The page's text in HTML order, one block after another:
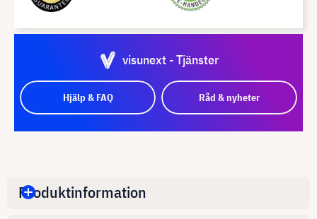
visunext - Tjänster
Hjälp & FAQ Råd & nyheter
Produktinformation